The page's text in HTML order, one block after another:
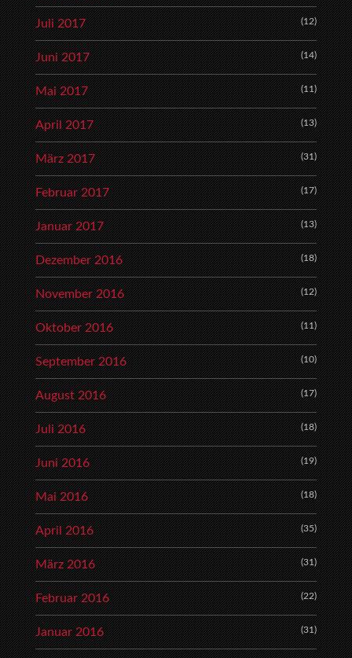
Juli 2017 (12)
Juni 2017 (14)
Mai 2017 (11)
April 2017 (13)
März 2017 (31)
Februar 2017 (17)
Januar 2017 (13)
Dezember 2016 (18)
November 2016 (12)
Oktober 2016 (11)
September 2016 (10)
August 2016 (17)
Juli 2016 (18)
Juni 2016 (19)
Mai 2016 (18)
April 2016 (35)
März 2016 (31)
Februar 2016 (22)
Januar 2016 (31)